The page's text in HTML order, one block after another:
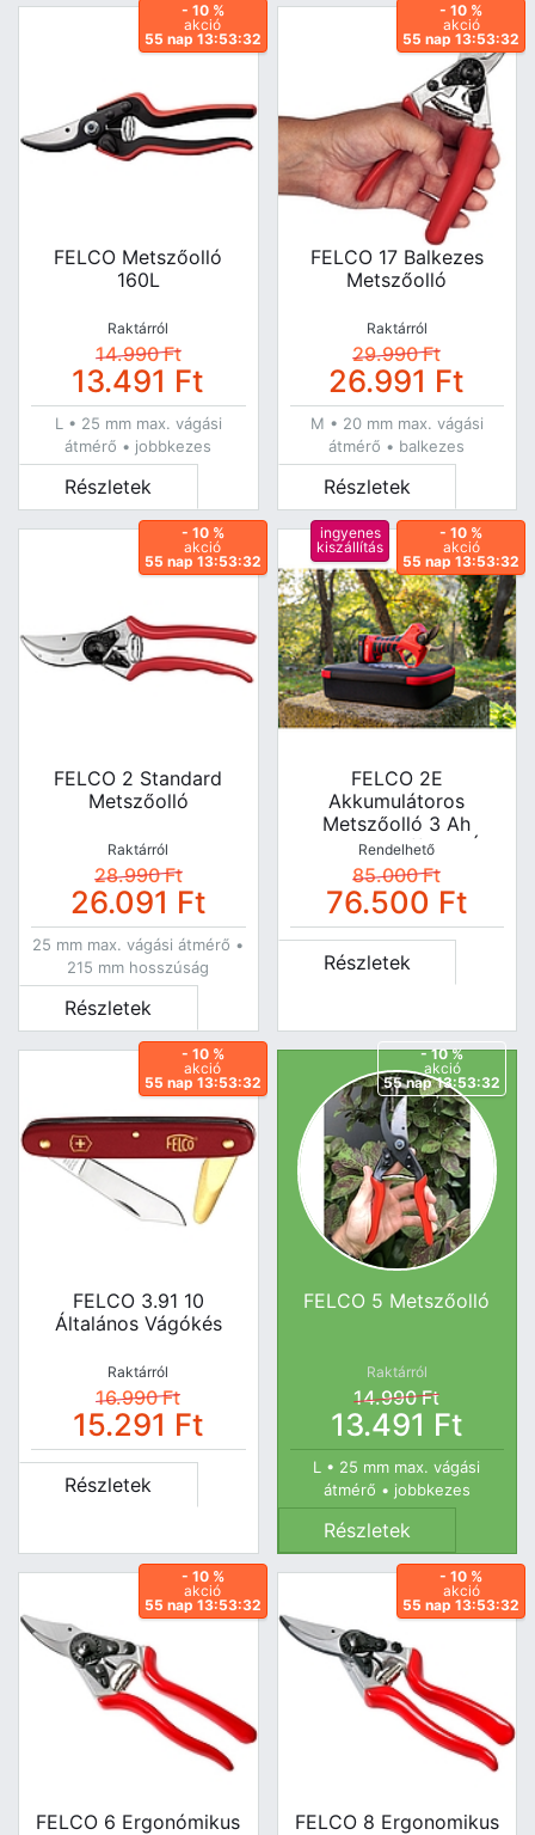
- 10 %
akció
55 nap 13:53:31
FELCO Metszőolló
160L
Raktárról
14.990Ft
13.491 Ft
L • 25 mm max. vágási
átmérő • jobbkezes
Részletek
- 10 %
akció
55 nap 13:53:31
FELCO 17 Balkezes
Metszőolló
Raktárról
29.990Ft
26.991 Ft
M • 20 mm max. vágási
átmérő • balkezes
Részletek
- 10 %
akció
55 nap 13:53:31
FELCO 2 Standard
Metszőolló
Raktárról
28.990Ft
26.091 Ft
25 mm max. vágási átmérő •
215 mm hosszúság
Részletek
- 10 %
akció
55 nap 13:53:31
ingyenes
kiszállítás
FELCO 2E
Akkumulátoros
Metszőolló 3 Ah
Akkuval, Kofferrel És
Töltőkábellel.
Rendelhető
85.000Ft
76.500 Ft
Részletek
- 10 %
akció
55 nap 13:53:31
FELCO 3.91 10
Általános Vágókés
Raktárról
16.990Ft
15.291 Ft
Részletek
- 10 %
akció
55 nap 13:53:31
FELCO 5 Metszőolló
Raktárról
14.990Ft
13.491 Ft
L • 25 mm max. vágási
átmérő • jobbkezes
Részletek
- 10 %
akció
55 nap 13:53:31
FELCO 6 Ergonómikus
- 10 %
akció
55 nap 13:53:31
FELCO 8 Ergonomikus